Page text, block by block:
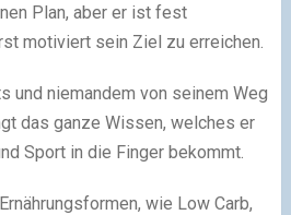
Plan, aber er ist fest
motiviert sein Ziel zu erreichen.
und niemandem von seinem Weg
das ganze Wissen, welches er
Sport in die Finger bekommt.
wie Low Carb,